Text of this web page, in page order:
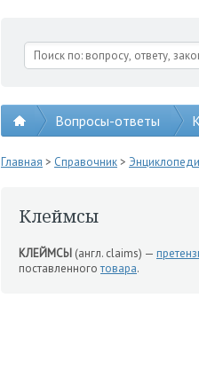
Вопросы-ответы
Главная > Справочник>
Клеймсы
КЛЕЙМСЫ (англ. claims) —
поставленноготовара.